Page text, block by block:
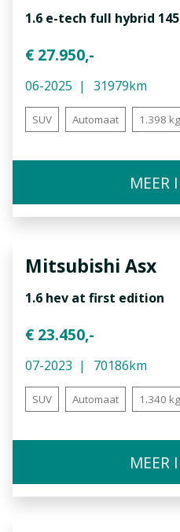
1.6 e-tech full hybrid
€ 27.950,-
06-2025 31979km
SUV Automaat 1.398 kg
MEER
Mitsubishi Asx
1.6 hev at first edition
€ 23.450,-
07-2023 70186km
SUV Automaat 1.340 kg
MEER